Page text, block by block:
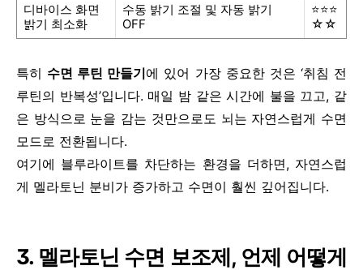
디바이스 화면
밝기 최소화
수동 밝기 조절 및 자동 밝기
OFF
⭐⭐⭐
☆☆
특히 수면 루틴 만들기에 있어 가장 중요한 것은 ‘취침 전
루틴의 반복성’입니다. 매일 밤 같은 시간에 불을 끄고, 같
은 방식으로 눈을 감는 것만으로도 뇌는 자연스럽게 수면
모드로 전환됩니다.
여기에 블루라이트를 차단하는 환경을 더하면, 자연스럽
게 멜라토닌 분비가 증가하고 수면이 훨씬 깊어집니다.
3. 멜라토닌 수면 보조제, 언제 어떻게